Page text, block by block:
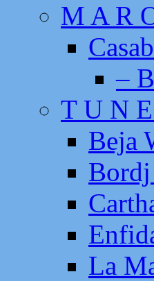
M A R
–
T U N
Beja
La